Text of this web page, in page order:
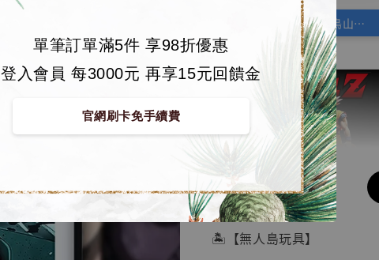
單筆訂單滿5件 享98折優惠
登入會員 每3000元 再享15元回饋金
官網刷卡免手續費
加購優惠【悟空 鳥山明紀念款 [奇蹟工作室]】
【店內現貨】七龍珠
系列蒐藏雕像 悟空
🏝【無人島玩具】